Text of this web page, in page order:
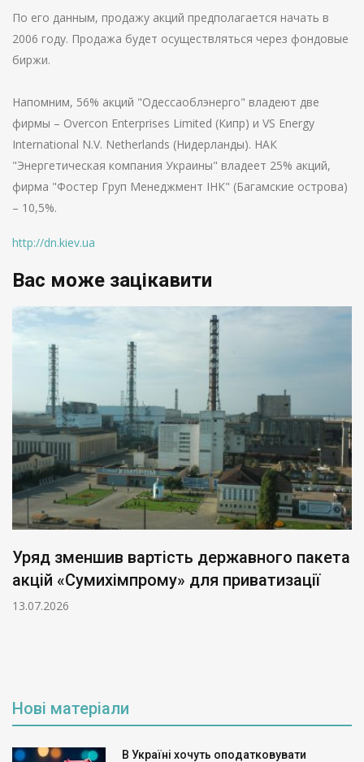
По его данным, продажу акций предполагается начать в
2006 году. Продажа будет осуществляться через фондовые
биржи.
Напомним, 56% акций "Одессаоблэнерго" владеют две
фирмы – Overcon Enterprises Limited (Кипр) и VS Energy
International N.V. Netherlands (Нидерланды). НАК
"Энергетическая компания Украины" владеет 25% акций,
фирма "Фостер Груп Менеджмент IНК" (Багамские острова)
– 10,5%.
http://dn.kiev.ua
Вас може зацікавити
Уряд зменшив вартість державного пакета
акцій «Сумихімпрому» для приватизації
13.07.2026
Нові матеріали
В Україні хочуть оподатковувати